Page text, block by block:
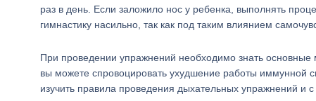
раз в день. Если заложило нос у ребенка, выполнять
гимнастику насильно, так как под таким влиянием
При проведении упражнений необходимо знать основные
вы можете спровоцировать ухудшение работы иммунной
изучить правила проведения дыхательных упражнений и